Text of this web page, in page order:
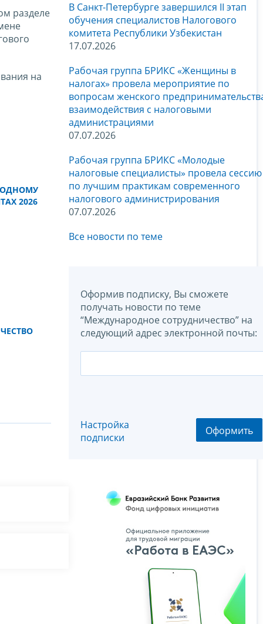
разделе
на
2026
В Санкт-Петербурге завершился II этап
обучения специалистов Налогового
комитета Республики Узбекистан
17.07.2026
Рабочая группа БРИКС «Женщины в
налогах» провела мероприятие по
вопросам женского
взаимодействия с налоговыми
администрациями
07.07.2026
Рабочая группа БРИКС «Молодые
налоговые специалисты» провела сессию
по лучшим практикам современного
налогового администрирования
07.07.2026
Все новости по теме
Оформив подписку, Вы сможете
получать новости по теме
“Международное сотрудничество” на
следующий адрес электронной почты:
Настройка
подписки
Оформить